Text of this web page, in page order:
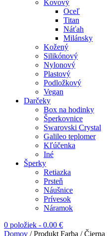
Kovový
Oceľ
Titan
Náťah
Milánsky
Kožený
Silikónový
Nylonový
Plastový
Podložkový
Vegan
Darčeky
Box na hodinky
Šperkovnice
Swarovski Crystal
Galileo teplomer
Kľúčenka
Iné
Šperky
Retiazka
Prsteň
Náušnice
Prívesok
Náramok
0 položiek - 0.00 €
Domov / Produkt Farba / Čierna